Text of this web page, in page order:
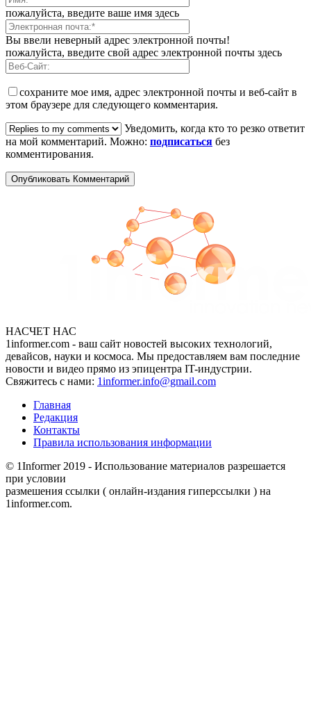
пожалуйста, введите ваше имя здесь
Вы ввели неверный адрес электронной почты!
пожалуйста, введите свой адрес электронной почты здесь
сохраните мое имя, адрес электронной почты и веб-сайт в
этом браузере для следующего комментария.
Уведомить, когда кто то резко ответит
на мой комментарий. Можно: подписаться без
комментирования.
НАСЧЕТ НАС
1informer.com - ваш сайт новостей высоких технологий,
девайсов, науки и космоса. Мы предоставляем вам последние
новости и видео прямо из эпицентра IT-индустрии.
Свяжитесь с нами: 1informer.info@gmail.com
Главная
Редакция
Контакты
Правила использования информации
© 1Informer 2019 - Использование материалов разрешается
при условии
размешения ссылки ( онлайн-издания гиперссылки ) на
1informer.com.